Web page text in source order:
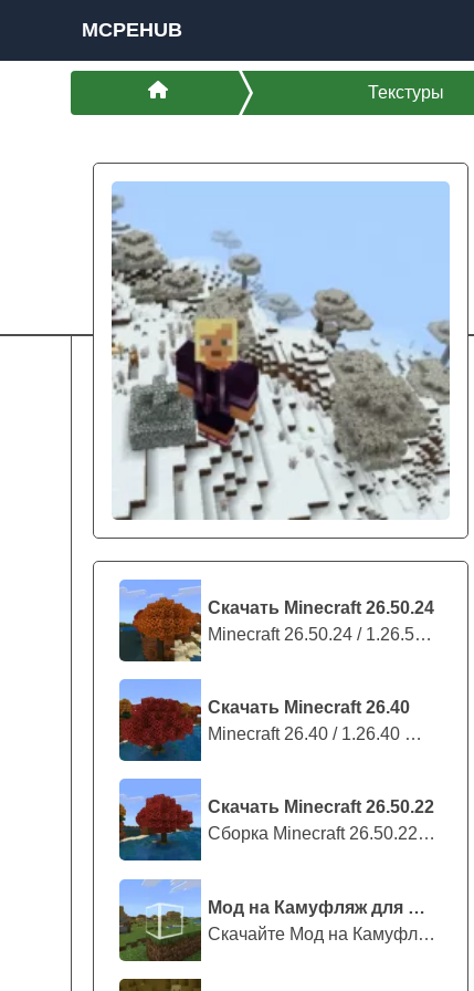
MCPEHUB
Текстуры
Скачать Minecraft 26.50.24
Minecraft 26.50.24 / 1.26.50.24 предс...
Скачать Minecraft 26.40
Minecraft 26.40 / 1.26.40 — стабильны...
Скачать Minecraft 26.50.22
Сборка Minecraft 26.50.22 / 1.26.50.2...
Мод на Камуфляж для Майнкрафт ПЕ
Скачайте Мод на Камуфляж на Майнкрафт...